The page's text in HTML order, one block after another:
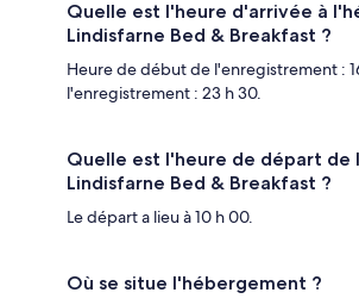
Quelle est l'heure d'arrivée à
Lindisfarne Bed & Breakfast ?
Heure de début de l'enregistrement :
l'enregistrement : 23 h 30.
Quelle est l'heure de départ de
Lindisfarne Bed & Breakfast ?
Le départ a lieu à 10 h 00.
Où se situe l'hébergement ?